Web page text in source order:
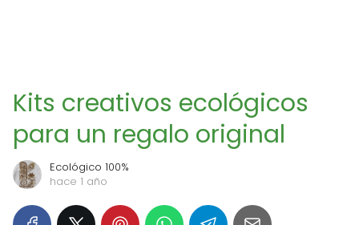
Kits creativos ecológicos
para un regalo original
Ecológico 100%
hace 1 año